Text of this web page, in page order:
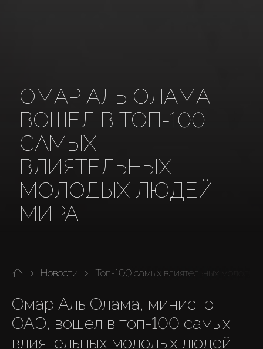
ОМАР АЛЬ ОЛАМА
ВОШЕЛ В ТОП-100
САМЫХ
ВЛИЯТЕЛЬНЫХ
МОЛОДЫХ ЛЮДЕЙ
МИРА
Новости Топ-100 самых влиятельных
Омар Аль Олама, министр
ОАЭ, вошел в топ-100 самых
влиятельных молодых людей